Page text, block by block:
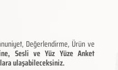
Değerlendirme, Ürün ve
Sesli ve Yüz Yüze Anket
ulaşabileceksiniz.